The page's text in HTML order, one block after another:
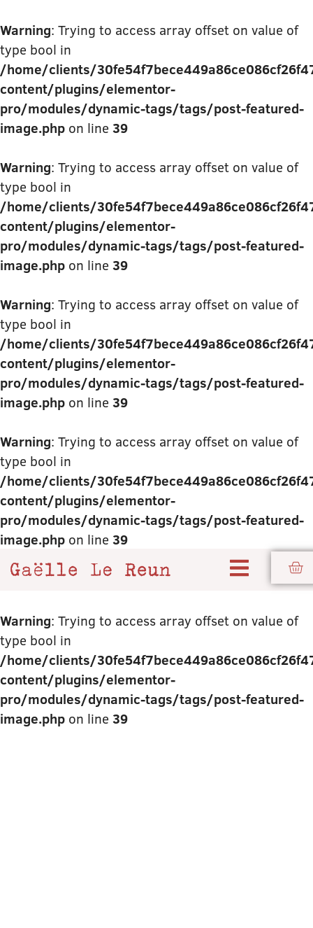
Warning: Trying to access array offset on value of
type bool in
/home/clients/
content/plugins/elementor-
pro/modules/dynamic-tags/tags/post-featured-
image.php on line 39
Warning: Trying to access array offset on value of
type bool in
/home/clients/
content/plugins/elementor-
pro/modules/dynamic-tags/tags/post-featured-
image.php on line 39
Warning: Trying to access array offset on value of
type bool in
/home/clients/
content/plugins/elementor-
pro/modules/dynamic-tags/tags/post-featured-
image.php on line 39
Warning: Trying to access array offset on value of
type bool in
/home/clients/
content/plugins/elementor-
pro/modules/dynamic-tags/tags/post-featured-
image.php on line 39
Warning: Trying to access array offset on value of
type bool in
/home/clients/
content/plugins/elementor-
pro/modules/dynamic-tags/tags/post-featured-
image.php on line 39